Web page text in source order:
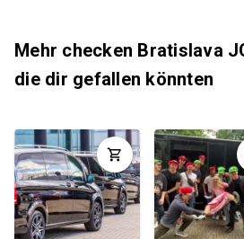
Mehr checken Bratislava
die dir gefallen könnten